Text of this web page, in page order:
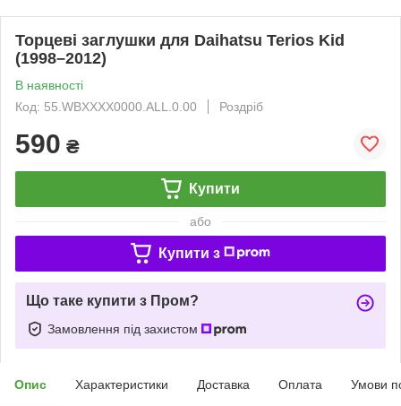
Торцеві заглушки для Daihatsu Terios Kid
(1998–2012)
В наявності
Код: 55.WBXXXX0000.ALL.0.00
Роздріб
590 ₴
Купити
або
Купити з
Що таке купити з Пром?
Замовлення під захистом
Опис Характеристики Доставка Оплата Умови